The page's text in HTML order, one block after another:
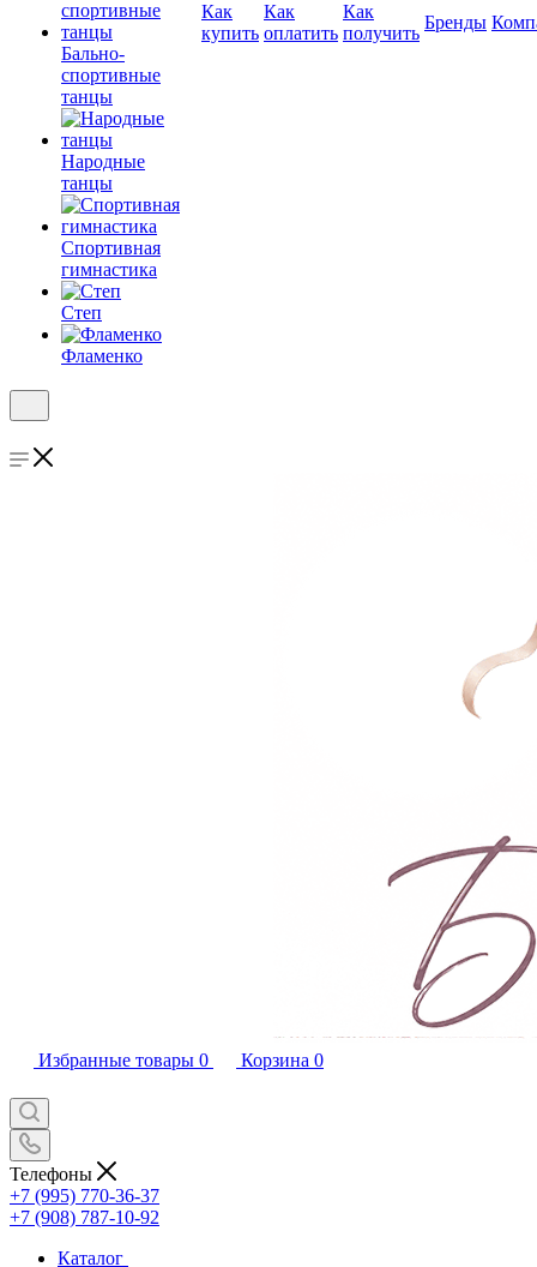
Бально-
спортивные
танцы
Народные
танцы
Спортивная
гимнастика
Степ
Фламенко
Как
купить
Как
оплатить
Как
получить
Бренды
Избранные товары 0 Корзина 0
Телефоны
+7 (995) 770-36-37
+7 (908) 787-10-92
Каталог